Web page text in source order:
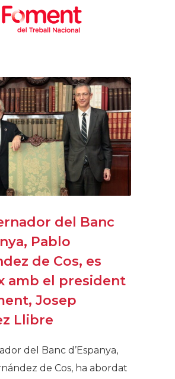
del Banc
Pablo
de Cos, es
amb el president
Josep
Llibre
del Banc d’Espanya,
de Cos, ha abordat